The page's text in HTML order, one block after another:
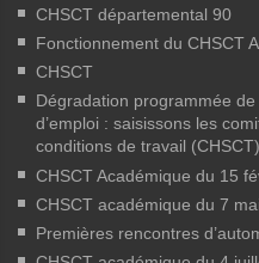
CHSCT départemental 90
Fonctionnement du CHSCT
CHSCT
Dégradation programmée
d’emploi : saisissons les
conditions de travail (CHSCT)
CHSCT Académique du 15
CHSCT académique du 7 mai
Premières rencontres